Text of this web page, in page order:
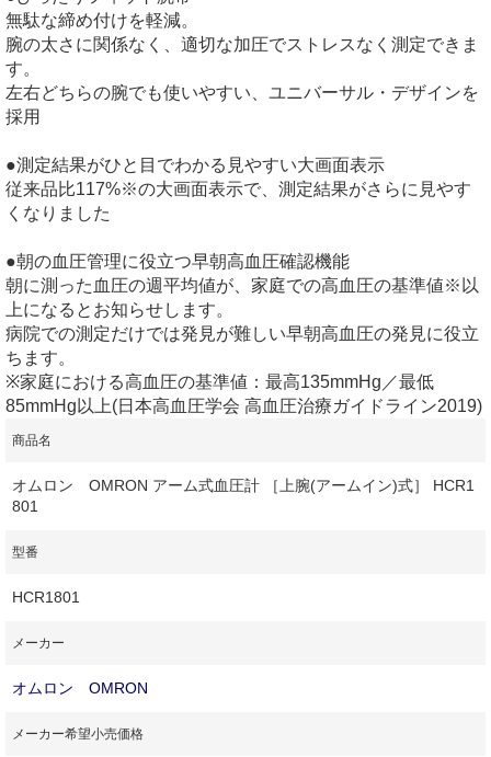
無駄な締め付けを軽減。
腕の太さに関係なく、適切な加圧でストレスなく測定できま
す。
左右どちらの腕でも使いやすい、ユニバーサル・デザインを
採用
●測定結果がひと目でわかる見やすい大画面表示
従来品比117%※の大画面表示で、測定結果がさらに見やす
くなりました
●朝の血圧管理に役立つ早朝高血圧確認機能
朝に測った血圧の週平均値が、家庭での高血圧の基準値※以
上になるとお知らせします。
病院での測定だけでは発見が難しい早朝高血圧の発見に役立
ちます。
※家庭における高血圧の基準値：最高135mmHg／最低
85mmHg以上(日本高血圧学会 高血圧治療ガイドライン2019)
商品名
オムロン OMRON アーム式血圧計 ［上腕(アームイン)式］ HCR1
801
型番
HCR1801
メーカー
オムロン OMRON
メーカー希望小売価格